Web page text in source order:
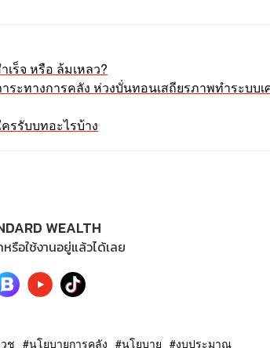
เร็จ หรือ ล้มเหลว?
ระทางการคลัง ห่วงบั่นทอนเสถียรภาพทำระบบเ
รรับบทอะไรบ้าง
WEALTH
อใช้งานอยู่แล้วได้เลย
ช นโยบายการคลัง นโยบาย งบประมาณ